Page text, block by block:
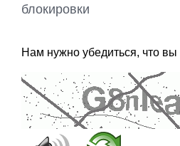
блокировки
Нам нужно убедиться, что